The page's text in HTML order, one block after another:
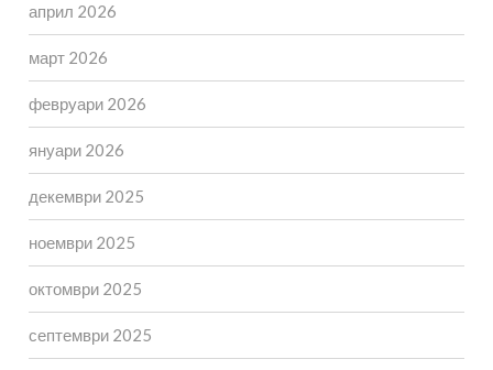
април 2026
март 2026
февруари 2026
януари 2026
декември 2025
ноември 2025
октомври 2025
септември 2025